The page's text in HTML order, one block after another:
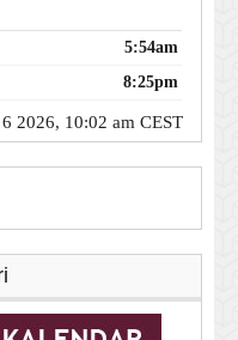
5:54am
8:25pm
2026, 10:02 am CEST